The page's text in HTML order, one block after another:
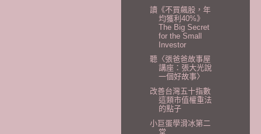
讀《不買飆股，年
均獲利40%》
The Big Secret
for the Small
Investor
聽〈張爸爸故事屋
講座：張大光說
一個好故事〉
改善台灣五十指數
這類市值權重法
的點子
小巨蛋學滑冰第二
堂